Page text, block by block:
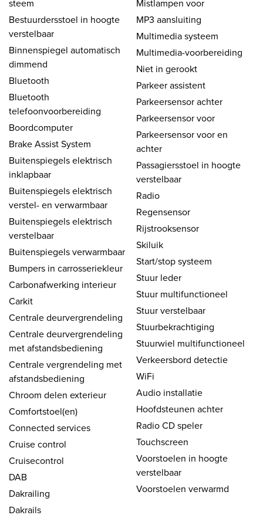
steem
Bestuurdersstoel in hoogte
verstelbaar
Binnenspiegel automatisch
dimmend
Bluetooth
Bluetooth
telefoonvoorbereiding
Boordcomputer
Brake Assist System
Buitenspiegels elektrisch
inklapbaar
Buitenspiegels elektrisch
verstel- en verwarmbaar
Buitenspiegels elektrisch
verstelbaar
Buitenspiegels verwarmbaar
Bumpers in carrosseriekleur
Carbonafwerking interieur
Carkit
Centrale deurvergrendeling
Centrale deurvergrendeling
met afstandsbediening
Centrale vergrendeling met
afstandsbediening
Chroom delen exterieur
Comfortstoel(en)
Connected services
Cruise control
Cruisecontrol
DAB
Dakrailing
Dakrails
Mistlampen voor
MP3 aansluiting
Multimedia systeem
Multimedia-voorbereiding
Niet in gerookt
Parkeer assistent
Parkeersensor achter
Parkeersensor voor
Parkeersensor voor en
achter
Passagiersstoel in hoogte
verstelbaar
Radio
Regensensor
Rijstrooksensor
Skiluik
Start/stop systeem
Stuur leder
Stuur multifunctioneel
Stuur verstelbaar
Stuurbekrachtiging
Stuurwiel multifunctioneel
Verkeersbord detectie
WiFi
Audio installatie
Hoofdsteunen achter
Radio CD speler
Touchscreen
Voorstoelen in hoogte
verstelbaar
Voorstoelen verwarmd